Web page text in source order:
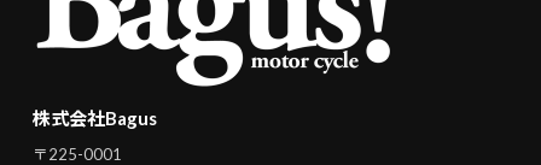
株式会社Bagus
〒225-0001